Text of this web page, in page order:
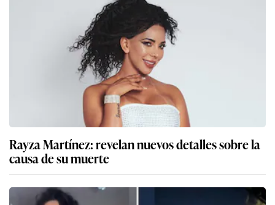
Rayza Martínez: revelan nuevos detalles sobre la
causa de su muerte